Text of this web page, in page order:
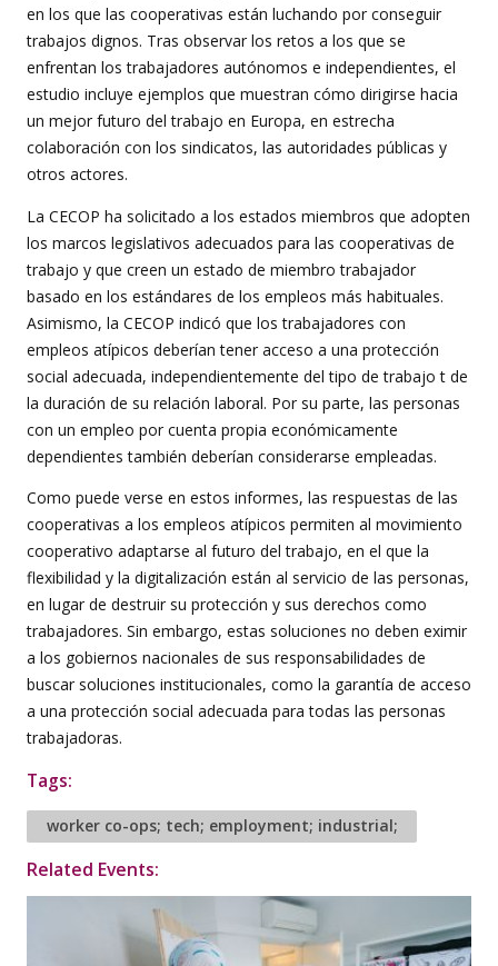
en los que las cooperativas están luchando por conseguir
trabajos dignos. Tras observar los retos a los que se
enfrentan los trabajadores autónomos e independientes, el
estudio incluye ejemplos que muestran cómo dirigirse hacia
un mejor futuro del trabajo en Europa, en estrecha
colaboración con los sindicatos, las autoridades públicas y
otros actores.
La CECOP ha solicitado a los estados miembros que adopten
los marcos legislativos adecuados para las cooperativas de
trabajo y que creen un estado de miembro trabajador
basado en los estándares de los empleos más habituales.
Asimismo, la CECOP indicó que los trabajadores con
empleos atípicos deberían tener acceso a una protección
social adecuada, independientemente del tipo de trabajo t de
la duración de su relación laboral. Por su parte, las personas
con un empleo por cuenta propia económicamente
dependientes también deberían considerarse empleadas.
Como puede verse en estos informes, las respuestas de las
cooperativas a los empleos atípicos permiten al movimiento
cooperativo adaptarse al futuro del trabajo, en el que la
flexibilidad y la digitalización están al servicio de las personas,
en lugar de destruir su protección y sus derechos como
trabajadores. Sin embargo, estas soluciones no deben eximir
a los gobiernos nacionales de sus responsabilidades de
buscar soluciones institucionales, como la garantía de acceso
a una protección social adecuada para todas las personas
trabajadoras.
Tags:
worker co-ops; tech; employment; industrial;
Related Events: